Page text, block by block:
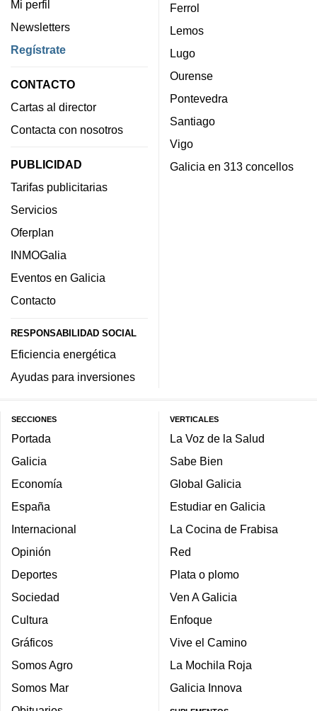
Mi perfil
Newsletters
Regístrate
CONTACTO
Cartas al director
Contacta con nosotros
PUBLICIDAD
Tarifas publicitarias
Servicios
Oferplan
INMOGalia
Eventos en Galicia
Contacto
RESPONSABILIDAD SOCIAL
Eficiencia energética
Ayudas para inversiones
Ferrol
Lemos
Lugo
Ourense
Pontevedra
Santiago
Vigo
Galicia en 313 concellos
SECCIONES
Portada
Galicia
Economía
España
Internacional
Opinión
Deportes
Sociedad
Cultura
Gráficos
Somos Agro
Somos Mar
VERTICALES
La Voz de la Salud
Sabe Bien
Global Galicia
Estudiar en Galicia
La Cocina de Frabisa
Red
Plata o plomo
Ven A Galicia
Enfoque
Vive el Camino
La Mochila Roja
Galicia Innova